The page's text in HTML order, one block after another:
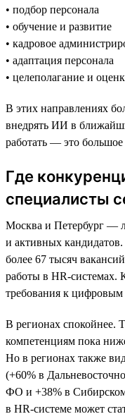
• подбор персонала
• обучение и развитие
• кадровое
• адаптация персонала
• целеполагание и
В этих направлениях
внедрять ИИ в
работать — это
Где
специалисты
Москва и Петербург —
и активных
более 67 тысяч
работы в HR-системах.
требования к
В регионах спокойнее.
компетенциям пока
Но в регионах также
(+60% в
ФО и +38% в
в HR-системе может